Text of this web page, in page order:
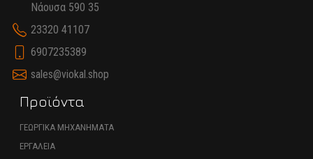
Νάουσα 590 35
23320 41107
6907235389
sales@viokal.shop
Προϊόντα
ΓΕΩΡΓΙΚΑ ΜΗΧΑΝΗΜΑΤΑ
ΕΡΓΑΛΕΙΑ